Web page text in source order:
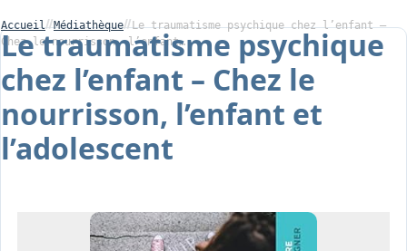
Association
Centre de Soin
Osiris
Interprétariat
Ressources
Accueil Médiathèque
Le traumatisme psychique chez l’enfant –
Chez le nourrisson, l’enfant…
Le traumatisme psychique
chez l’enfant – Chez le
nourrisson, l’enfant et
l’adolescent